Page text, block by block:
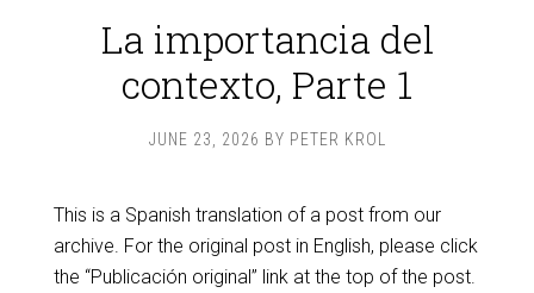
La importancia del
contexto, Parte 1
JUNE 23, 2026 BY PETER KROL
This is a Spanish translation of a post from our
archive. For the original post in English, please click
the “Publicación original” link at the top of the post.